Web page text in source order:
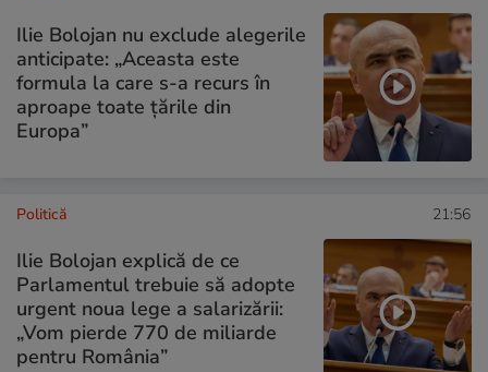
Ilie Bolojan nu exclude alegerile
anticipate: „Aceasta este
formula la care s-a recurs în
aproape toate ţările din
Europa”
Politică 21:56
Ilie Bolojan explică de ce
Parlamentul trebuie să adopte
urgent noua lege a salarizării:
„Vom pierde 770 de miliarde
pentru România”